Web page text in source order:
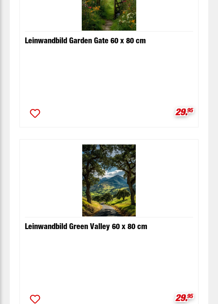
Leinwandbild Garden Gate 60 x 80 cm
29.95
Leinwandbild Green Valley 60 x 80 cm
29.95